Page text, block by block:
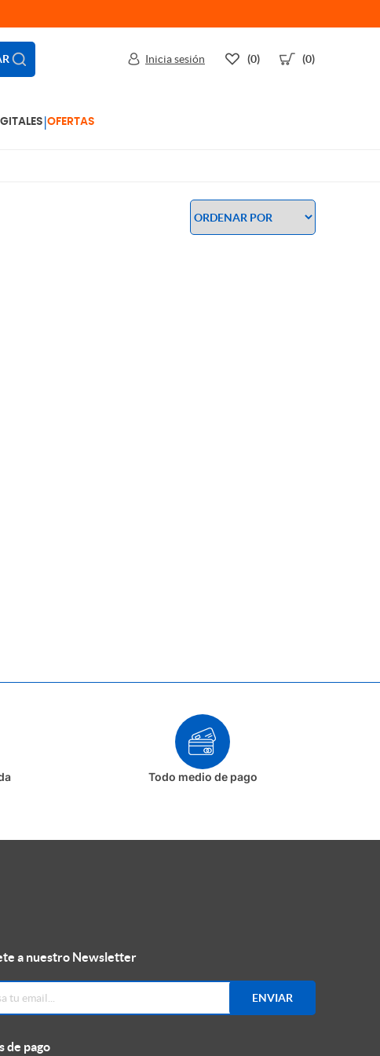
|OFERTAS
Inicia sesión (0) (0)
Todo medio de pago
a nuestro Newsletter
ENVIAR
de pago